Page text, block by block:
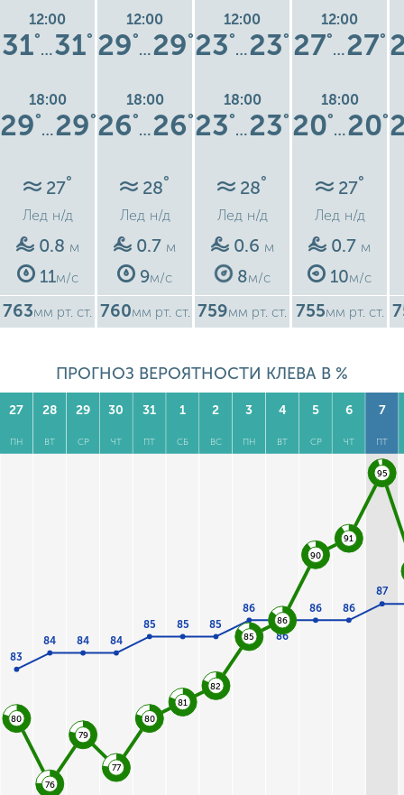
12:00
31°
…31°
18:00
29°
…29°
27°
Лед н/д
0.8 м
11м/с
763мм рт. ст.
12:00
29°
…29°
18:00
26°
…26°
28°
Лед н/д
0.7 м
9м/с
760мм рт. ст.
12:00
23°
…23°
18:00
23°
…23°
28°
Лед н/д
0.6 м
8м/с
759мм рт. ст.
12:00
27°
…27°
18:00
20°
…20°
27°
Лед н/д
0.7 м
10м/с
755мм рт. ст.
ПРОГНОЗ ВЕРОЯТНОСТИ КЛЕВА В %
27
ПН
28
ВТ
29
СР
30
ЧТ
31
ПТ
1
СБ
2
ВС
3
ПН
4
ВТ
5
СР
6
ЧТ
7
ПТ
83
84 84 84
85 85 85
86
86
86 86
87
80
76
79
77
80
81
82
85
86
90
91
95